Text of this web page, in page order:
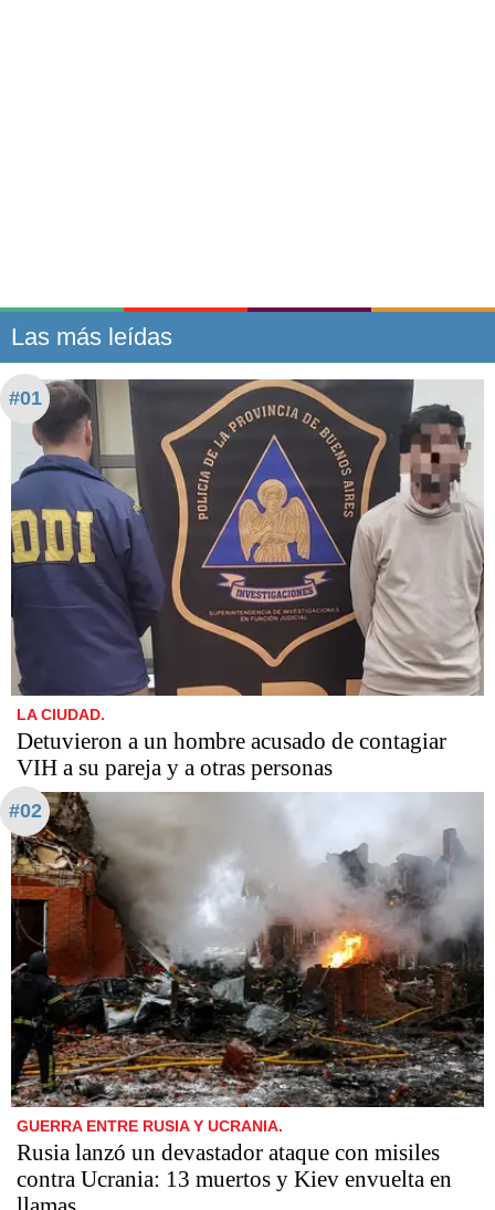
Las más leídas
#01
LA CIUDAD.
Detuvieron a un hombre acusado de contagiar
VIH a su pareja y a otras personas
#02
GUERRA ENTRE RUSIA Y UCRANIA.
Rusia lanzó un devastador ataque con misiles
contra Ucrania: 13 muertos y Kiev envuelta en